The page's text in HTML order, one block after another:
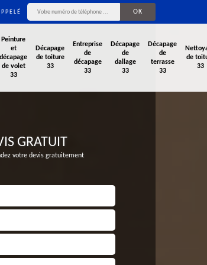
Peinture
et
décapage
de volet
33
Décapage
de toiture
33
Entreprise
de
décapage
33
Décapage
de
dallage
33
Décapage
de
terrasse
33
de
33
GRATUIT
votre devis gratuitement